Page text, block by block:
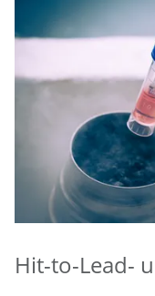
Hit-to-Lead-